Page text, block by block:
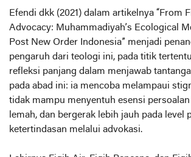
Efendi dkk (2021) dalam artikelnya “From
Advocacy: Muhammadiyah’s Ecological
Post New Order Indonesia” menjadi
pengaruh dari teologi ini, pada titik
refleksi panjang dalam menjawab
pada abad ini: ia mencoba melampaui
tidak mampu menyentuh esensi
lemah, dan bergerak lebih jauh pada level
ketertindasan melalui advokasi.